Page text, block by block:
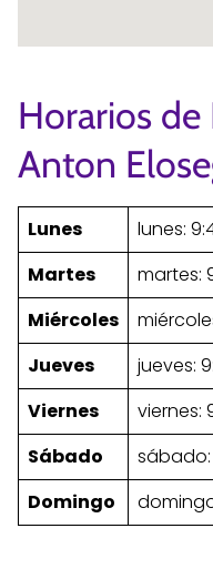
Horarios de
Anton
Lunes
lunes:
Martes
martes:
Miércoles
Jueves
jueves:
Viernes
viernes:
Sábado
sábado:
Domingo